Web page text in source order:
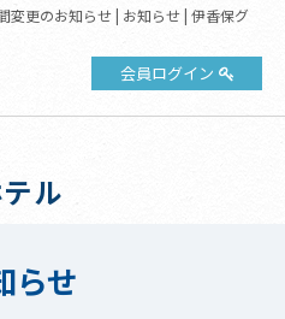
変更のお知らせ | お知らせ | 伊香保グ
会員ログイン
ル
らせ